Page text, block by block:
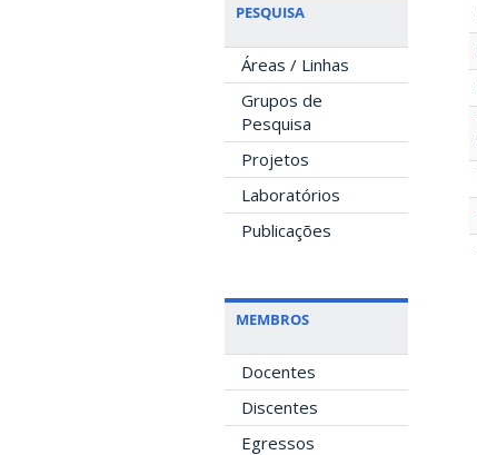
PESQUISA
Áreas / Linhas
Grupos de
Pesquisa
Projetos
Laboratórios
Publicações
MEMBROS
Docentes
Discentes
Egressos